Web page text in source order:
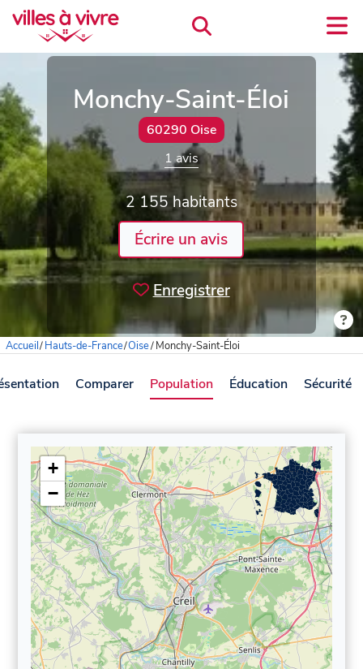
Monchy-Saint-Éloi
60290 Oise
1 avis
2 155 habitants
Écrire un avis
Enregistrer
Accueil/Hauts-de-France/Oise/Monchy-Saint-Éloi
Comparer Population Éducation Sécurité
+
−